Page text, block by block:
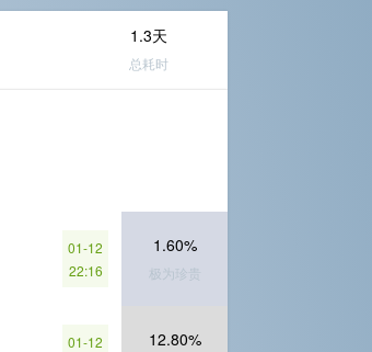
1.3天
总耗时
01-12
22:16
1.60%
极为珍贵
01-12
12.80%